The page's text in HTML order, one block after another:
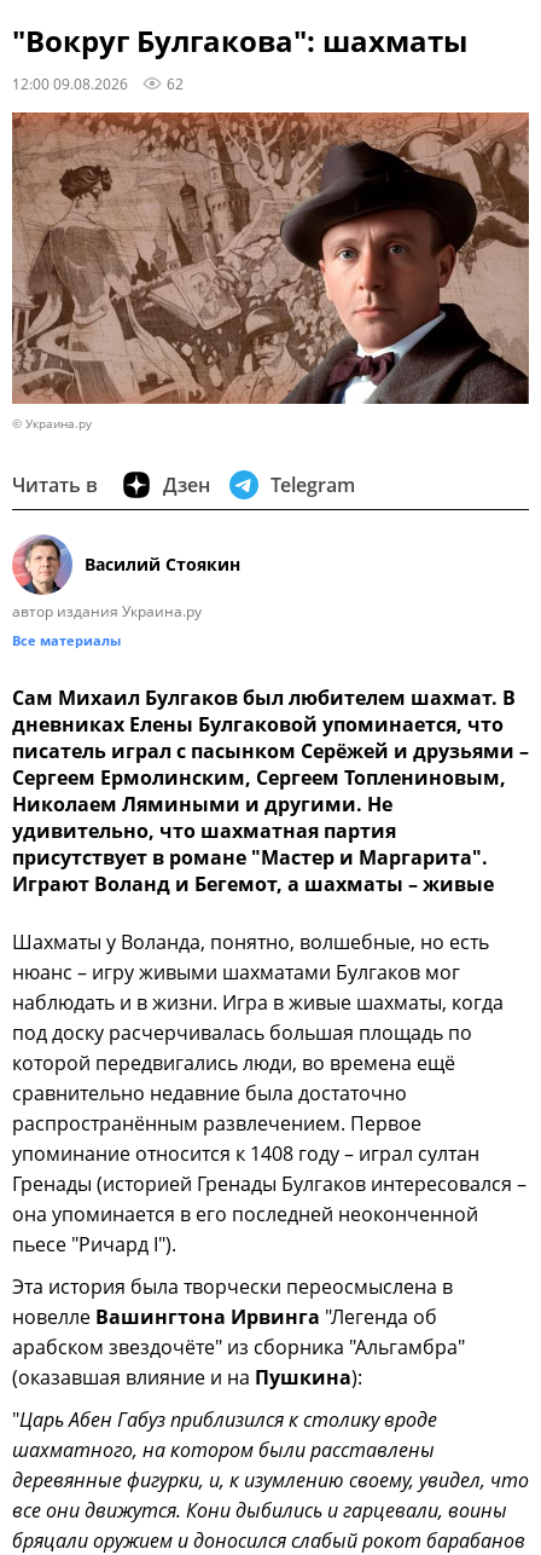
"Вокруг Булгакова": шахматы
12:00 09.08.2026 62
© Украина.ру
Читать в Дзен Telegram
Василий Стоякин
автор издания Украина.ру
Все материалы
Сам Михаил Булгаков был любителем шахмат. В
дневниках Елены Булгаковой упоминается, что
писатель играл с пасынком Серёжей и друзьями –
Сергеем Ермолинским, Сергеем Топлениновым,
Николаем Лямиными и другими. Не
удивительно, что шахматная партия
присутствует в романе "Мастер и Маргарита".
Играют Воланд и Бегемот, а шахматы – живые
Шахматы у Воланда, понятно, волшебные, но есть
нюанс – игру живыми шахматами Булгаков мог
наблюдать и в жизни. Игра в живые шахматы, когда
под доску расчерчивалась большая площадь по
которой передвигались люди, во времена ещё
сравнительно недавние была достаточно
распространённым развлечением. Первое
упоминание относится к 1408 году – играл султан
Гренады (историей Гренады Булгаков интересовался –
она упоминается в его последней неоконченной
пьесе "Ричард I").
Эта история была творчески переосмыслена в
новелле Вашингтона Ирвинга "Легенда об
арабском звездочёте" из сборника "Альгамбра"
(оказавшая влияние и на Пушкина):
"Царь Абен Габуз приблизился к столику вроде
шахматного, на котором были расставлены
деревянные фигурки, и, к изумлению своему, увидел, что
все они движутся. Кони дыбились и гарцевали, воины
бряцали оружием и доносился слабый рокот барабанов